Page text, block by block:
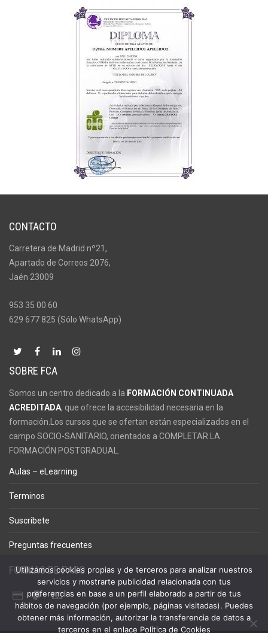
CONTACTO
Carretera de Madrid nº21,
Apartado de Correos 2076,
Jaén 23009
953 35 00 60
629 677 825 (Sólo WhatsApp)
SOBRE FCA
Somos un centro dedicado a la FORMACIÓN CONTINUADA
ACREDITADA, que ofrece la accesibilidad necesaria en la
formación.Los cursos que se ofertan están especializados en el
campo SOCIO-SANITARIO, orientados a COMPLETAR LA
FORMACIÓN POSTGRADUAL.
Aulas – eLearning
Terminos
Suscríbete
Preguntas frecuentes
FORMAS DE PAGO
Utilizamos cookies propias y de terceros para analizar nuestros
servicios y mostrarte publicidad relacionada con tus
preferencias en base a un perfil elaborado a partir de tus
hábitos de navegación (por ejemplo, páginas visitadas). Puedes
obtener más información, autorizar la transferencia de datos a
terceros en el enlace Política de Cookies